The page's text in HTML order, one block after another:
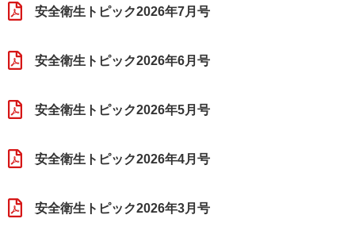
安全衛生トピック2026年7月号
安全衛生トピック2026年6月号
安全衛生トピック2026年5月号
安全衛生トピック2026年4月号
安全衛生トピック2026年3月号